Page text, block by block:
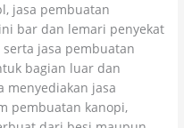
jasa pembuatan
bar dan lemari penyekat
jasa pembuatan
bagian luar dan
menyediakan jasa
pembuatan kanopi,